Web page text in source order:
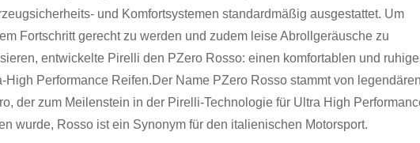
und Komfortsystemen standardmäßig ausgestattet. Um
Fortschritt gerecht zu werden und zudem leise Abrollgeräusche zu
entwickelte Pirelli den PZero Rosso: einen komfortablen und
High Performance Reifen.Der Name PZero Rosso stammt von legendären
der zum Meilenstein in der Pirelli-Technologie für Ultra High
wurde, Rosso ist ein Synonym für den italienischen Motorsport.